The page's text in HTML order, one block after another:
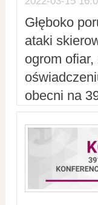
Głęboko
ataki
ogrom
obecni na